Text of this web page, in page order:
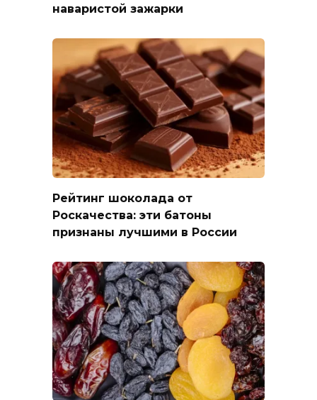
наваристой зажарки
Рейтинг шоколада от
Роскачества: эти батоны
признаны лучшими в России